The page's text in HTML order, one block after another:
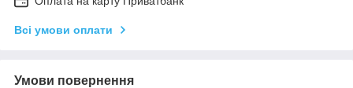
Всі умови оплати
Умови повернення